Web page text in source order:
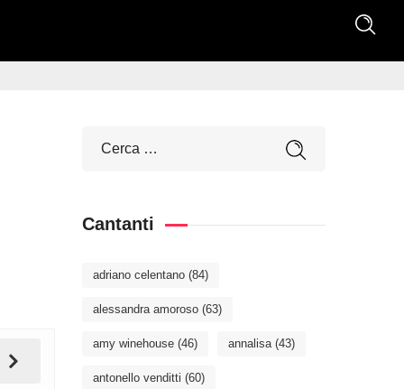
Cantanti
adriano celentano (84)
alessandra amoroso (63)
amy winehouse (46) annalisa(43)
antonello venditti (60)